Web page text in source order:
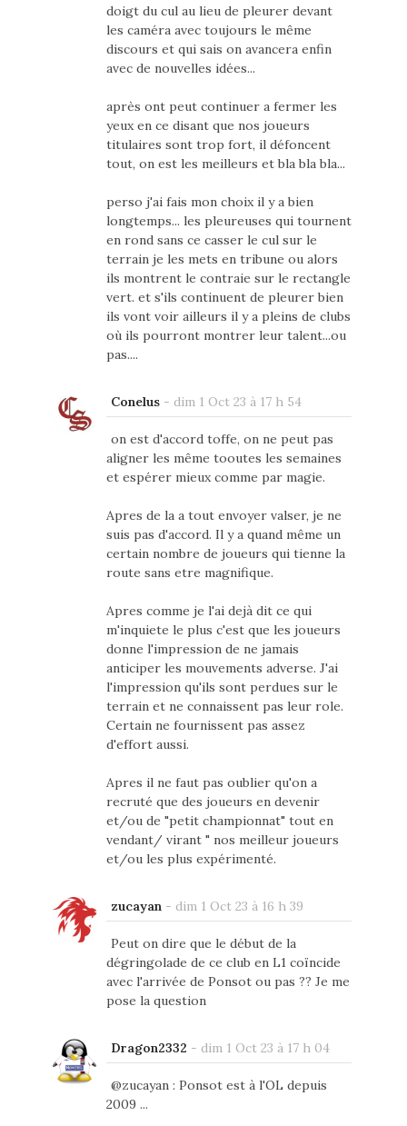
doigt du cul au lieu de pleurer devant
les caméra avec toujours le même
discours et qui sais on avancera enfin
avec de nouvelles idées...
après ont peut continuer a fermer les
yeux en ce disant que nos joueurs
titulaires sont trop fort, il défoncent
tout, on est les meilleurs et bla bla bla...
perso j'ai fais mon choix il y a bien
longtemps... les pleureuses qui tournent
en rond sans ce casser le cul sur le
terrain je les mets en tribune ou alors
ils montrent le contraie sur le rectangle
vert. et s'ils continuent de pleurer bien
ils vont voir ailleurs il y a pleins de clubs
où ils pourront montrer leur talent...ou
pas....
Conelus- dim 1 Oct 23 à 17 h 54
on est d'accord toffe, on ne peut pas
aligner les même tooutes les semaines
et espérer mieux comme par magie.
Apres de la a tout envoyer valser, je ne
suis pas d'accord. Il y a quand même un
certain nombre de joueurs qui tienne la
route sans etre magnifique.
Apres comme je l'ai dejà dit ce qui
m'inquiete le plus c'est que les joueurs
donne l'impression de ne jamais
anticiper les mouvements adverse. J'ai
l'impression qu'ils sont perdues sur le
terrain et ne connaissent pas leur role.
Certain ne fournissent pas assez
d'effort aussi.
Apres il ne faut pas oublier qu'on a
recruté que des joueurs en devenir
et/ou de "petit championnat" tout en
vendant/ virant " nos meilleur joueurs
et/ou les plus expérimenté.
zucayan - dim 1 Oct 23 à 16 h 39
Peut on dire que le début de la
dégringolade de ce club en L1 coïncide
avec l'arrivée de Ponsot ou pas ?? Je me
pose la question
Dragon2332 - dim 1 Oct 23 à 17 h 04
@zucayan : Ponsot est à l'OL depuis
2009 ...